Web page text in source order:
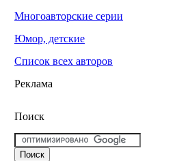
Многоавторские серии
Юмор, детские
Список всех авторов
Реклама
Поиск